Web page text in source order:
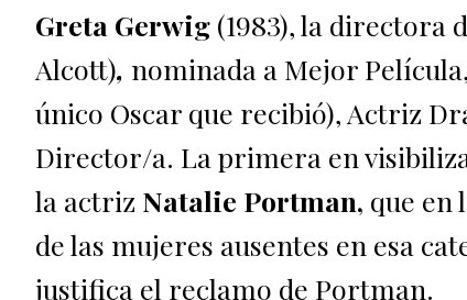
Greta Gerwig (1983), la directora
Alcott), nominada a Mejor
único Oscar que recibió), Actriz
Director/a. La primera en
la actriz Natalie Portman, que en
de las mujeres ausentes en esa
justifica el reclamo de Portman.